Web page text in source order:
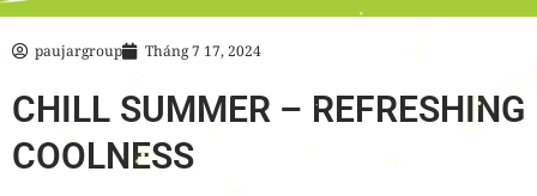
paujargroup Tháng 7 17, 2024
CHILL SUMMER – REFRESHING
COOLNESS